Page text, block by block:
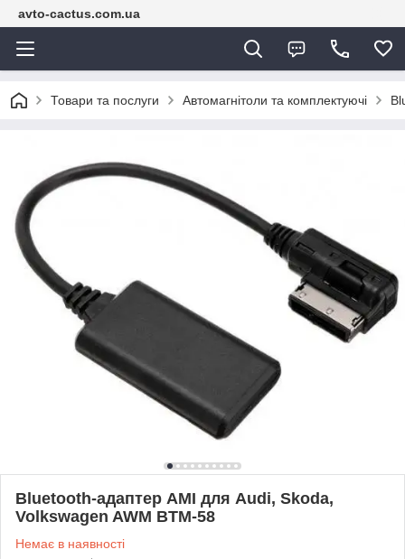
avto-cactus.com.ua
Товари та послуги Автомагнітоли та комплектуючі
Bluetooth-адаптер AMI для Audi, Skoda,
Volkswagen AWM BTM-58
Немає в наявності